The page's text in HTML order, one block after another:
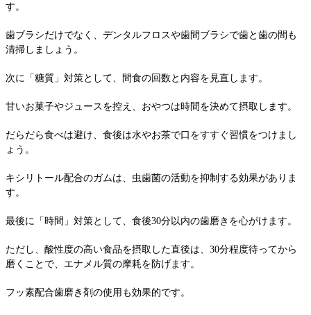
す。
歯ブラシだけでなく、デンタルフロスや歯間ブラシで歯と歯の間も
清掃しましょう。
次に「糖質」対策として、間食の回数と内容を見直します。
甘いお菓子やジュースを控え、おやつは時間を決めて摂取します。
だらだら食べは避け、食後は水やお茶で口をすすぐ習慣をつけまし
ょう。
キシリトール配合のガムは、虫歯菌の活動を抑制する効果がありま
す。
最後に「時間」対策として、食後30分以内の歯磨きを心がけます。
ただし、酸性度の高い食品を摂取した直後は、30分程度待ってから
磨くことで、エナメル質の摩耗を防げます。
フッ素配合歯磨き剤の使用も効果的です。